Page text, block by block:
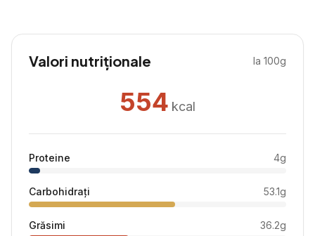
Valori nutriționale la 100g
554 kcal
Proteine 4g
Carbohidrați 53.1g
Grăsimi 36.2g